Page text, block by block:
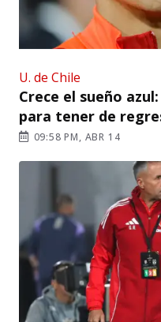
U. de Chile
Crece el sueño
para tener de
09:58 PM, ABR 14